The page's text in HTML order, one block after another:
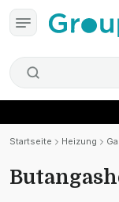
Startseite Heizung